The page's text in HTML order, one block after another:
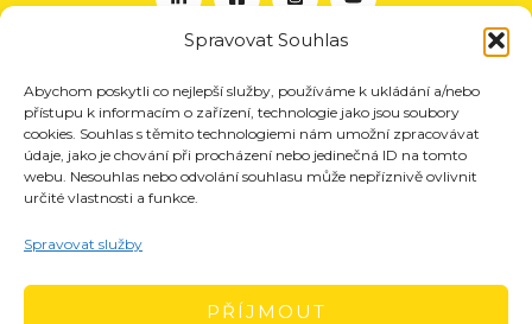
Spravovat Souhlas
Abychom poskytli co nejlepší služby, používáme k ukládání a/nebo
přístupu k informacím o zařízení, technologie jako jsou soubory
cookies. Souhlas s těmito technologiemi nám umožní zpracovávat
údaje, jako je chování při procházení nebo jedinečná ID na tomto
webu. Nesouhlas nebo odvolání souhlasu může nepříznivě ovlivnit
určité vlastnosti a funkce.
Spravovat služby
PŘÍJMOUT
O nás
Projekty
Členství
Kontakt